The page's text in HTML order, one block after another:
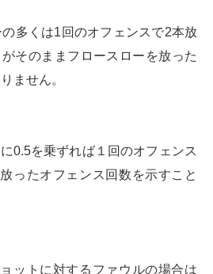
多くは1回のオフェンスで2本放
そのままフロースローを放った
ません。
0.5を乗ずれば１回のオフェンス
ったオフェンス回数を示すこと
ットに対するファウルの場合は